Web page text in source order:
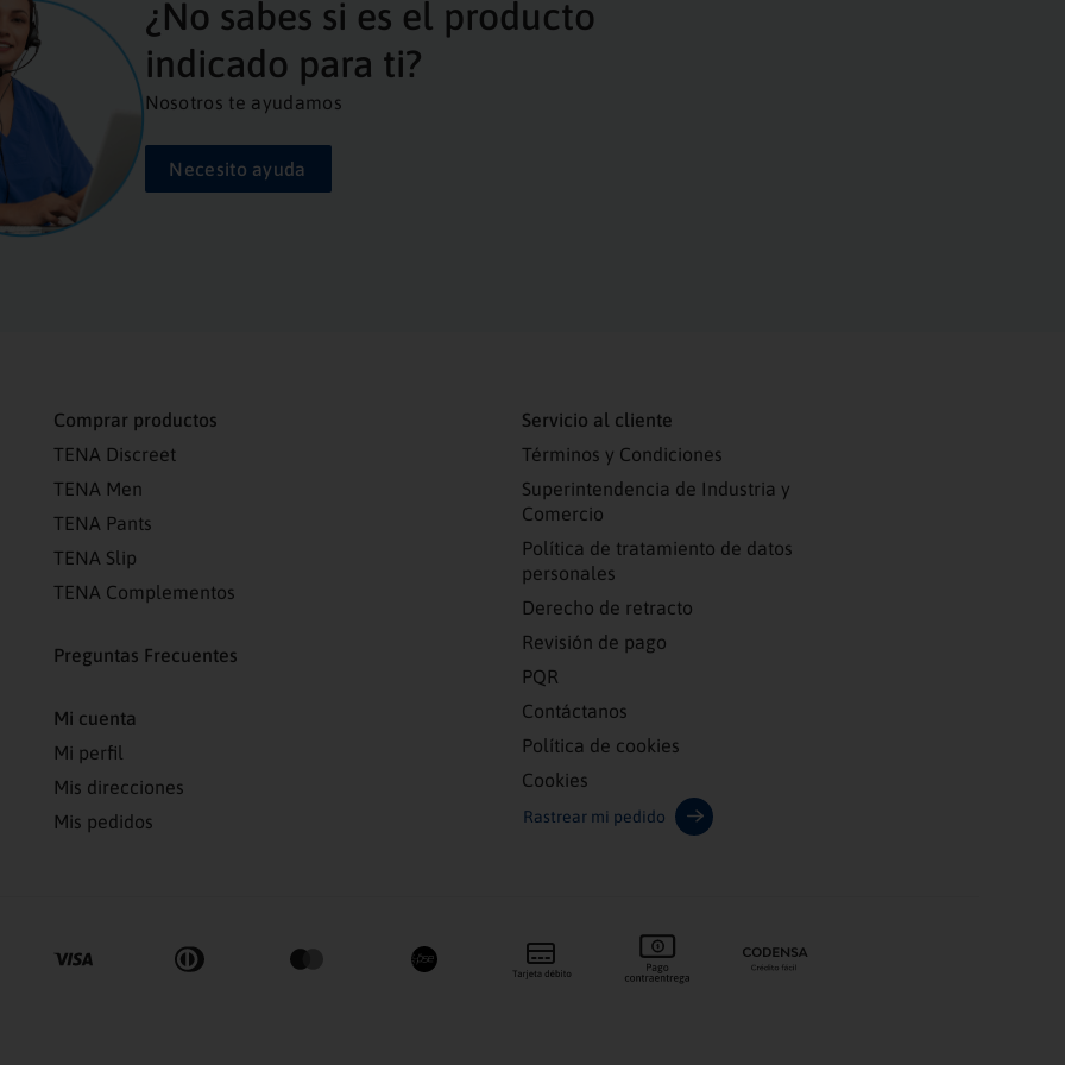
¿No sabes si es el producto
indicado para ti?
Nosotros te ayudamos
Necesito ayuda
Comprar productos
TENA Discreet
TENA Men
TENA Pants
TENA Slip
TENA Complementos
Preguntas Frecuentes
Mi cuenta
Mi perfil
Mis direcciones
Mis pedidos
Servicio al cliente
Términos y Condiciones
Superintendencia de Industria y
Comercio
Política de tratamiento de datos
personales
Derecho de retracto
Revisión de pago
PQR
Contáctanos
Política de cookies
Cookies
Rastrear mi pedido